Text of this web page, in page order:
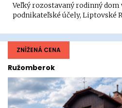
Veľký rozostavaný rodinný dom
podnikateľské účely, Liptovské
Ružomberok
ZNÍŽENÁ CENA